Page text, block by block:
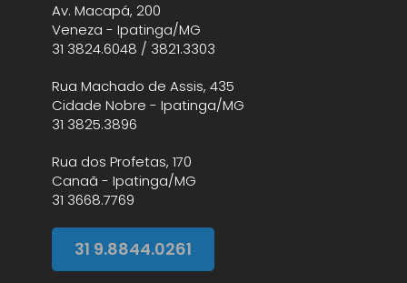
Av. Macapá, 200
Veneza - Ipatinga/MG
31 3824.6048 / 3821.3303
Rua Machado de Assis, 435
Cidade Nobre - Ipatinga/MG
31 3825.3896
Rua dos Profetas, 170
Canaã - Ipatinga/MG
31 3668.7769
31 9.8844.0261